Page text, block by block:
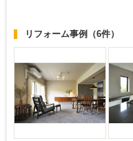
リフォーム事例 （6件）